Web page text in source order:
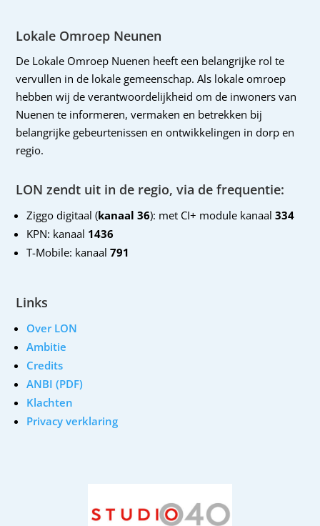
Lokale Omroep Neunen
De Lokale Omroep Nuenen heeft een belangrijke rol te
vervullen in de lokale gemeenschap. Als lokale omroep
hebben wij de verantwoordelijkheid om de inwoners van
Nuenen te informeren, vermaken en betrekken bij
belangrijke gebeurtenissen en ontwikkelingen in dorp en
regio.
LON zendt uit in de regio, via de frequentie:
Ziggo digitaal (kanaal 36): met CI+ module kanaal 334
KPN: kanaal 1436
T-Mobile: kanaal791
Links
Over LON
Ambitie
Credits
ANBI (PDF)
Klachten
Privacy verklaring